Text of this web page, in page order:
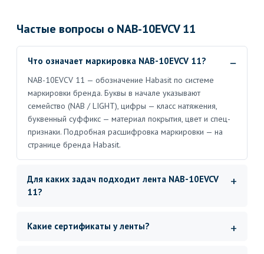
Частые вопросы о NAB-10EVCV 11
Что означает маркировка NAB-10EVCV 11?
NAB-10EVCV 11 — обозначение Habasit по системе
маркировки бренда. Буквы в начале указывают
семейство (NAB / LIGHT), цифры — класс натяжения,
буквенный суффикс — материал покрытия, цвет и спец-
признаки. Подробная расшифровка маркировки — на
странице бренда Habasit.
Для каких задач подходит лента NAB-10EVCV
11?
Какие сертификаты у ленты?